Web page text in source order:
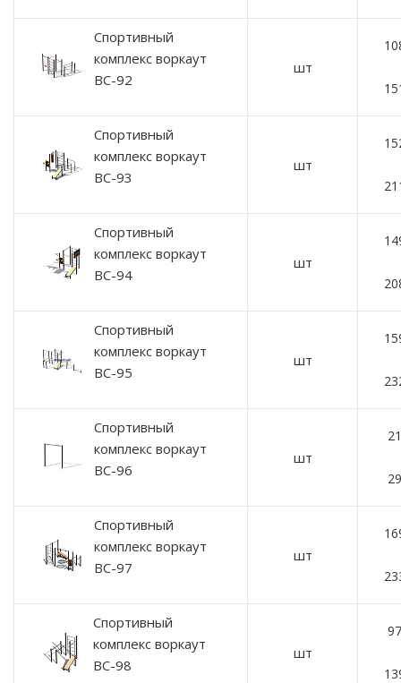
Спортивный
комплекс воркаут
ВС-92
шт
Спортивный
комплекс воркаут
ВС-93
шт
Спортивный
комплекс воркаут
ВС-94
шт
Спортивный
комплекс воркаут
ВС-95
шт
Спортивный
комплекс воркаут
ВС-96
шт
Спортивный
комплекс воркаут
ВС-97
шт
Спортивный
комплекс воркаут
ВС-98
шт